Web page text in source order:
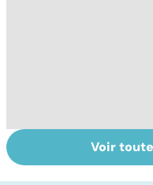
Ados : que faire
en cas de
Voir